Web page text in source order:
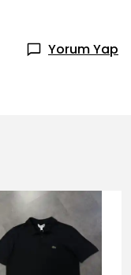
Yorum Yap